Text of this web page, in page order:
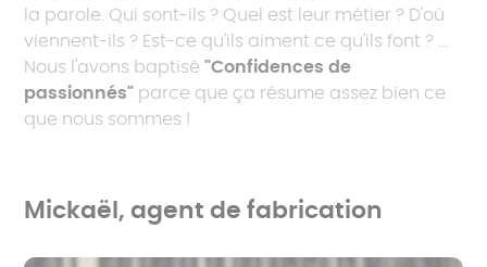
la parole. Qui sont-ils ? Quel est leur métier ? D'où
viennent-ils ? Est-ce qu'ils aiment ce qu'ils font ? ...
Nous l'avons baptisé "Confidences de
passionnés" parce que ça résume assez bien ce
que nous sommes !
Mickaël, agent de fabrication